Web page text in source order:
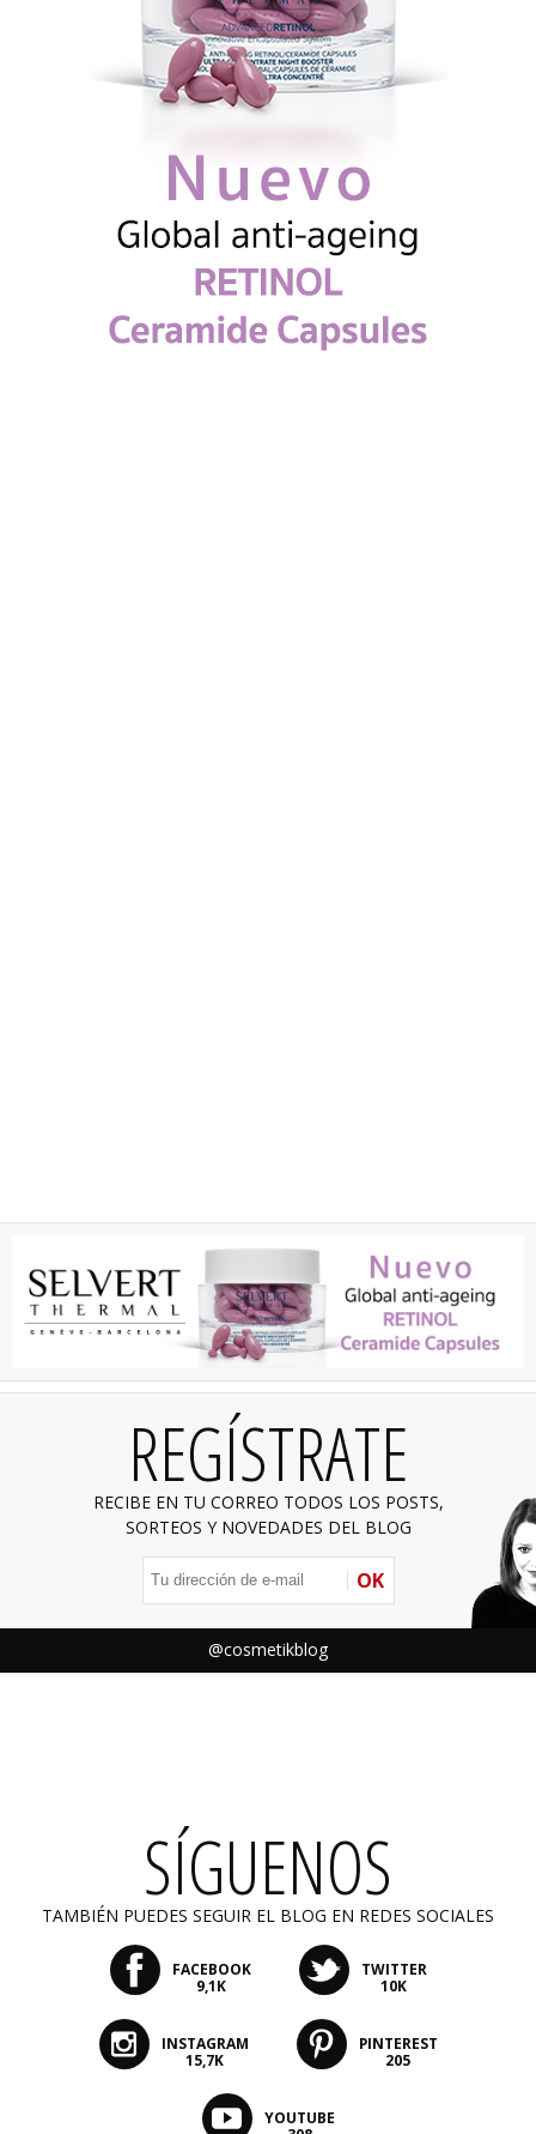
REGÍSTRATE
RECIBE EN TU CORREO TODOS LOS POSTS,
SORTEOS Y NOVEDADES DEL BLOG
OK
@cosmetikblog
SÍGUENOS
TAMBIÉN PUEDES SEGUIR EL BLOG EN REDES SOCIALES
FACEBOOK
9,1K
TWITTER
10K
INSTAGRAM
15,7K
PINTEREST
205
YOUTUBE